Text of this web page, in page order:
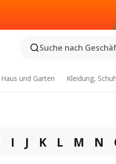
Suche nach
Haus und Garten Kleidung,
I J K L M N